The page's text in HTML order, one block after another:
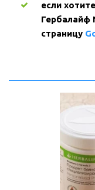
если
Гербалайф
страницу